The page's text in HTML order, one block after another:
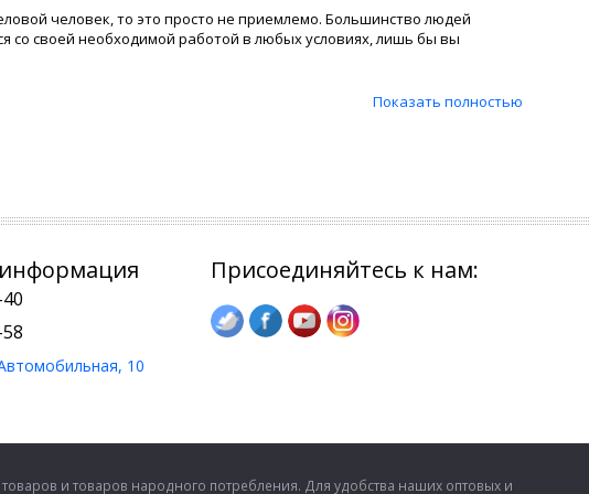
человек, то это просто не приемлемо. Большинство людей
со своей необходимой работой в любых условиях, лишь бы вы
который закупает в большом количестве оптовый товар, тем
паровойпо самым низким ценам можно только на сайте Альторис.
Показать полностью
10
Присоединяйтесь к нам:
и товаров народного потребления. Для удобства наших оптовых и